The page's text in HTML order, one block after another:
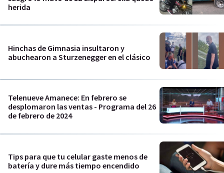
herida
Hinchas de Gimnasia insultaron y
abuchearon a Sturzenegger en el clásico
Telenueve Amanece: En febrero se
desplomaron las ventas - Programa del 26
de febrero de 2024
Tips para que tu celular gaste menos de
batería y dure más tiempo encendido